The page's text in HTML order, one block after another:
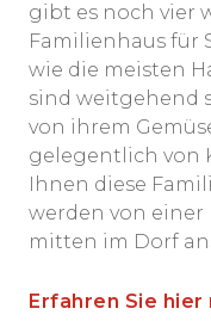
gibt es noch vier
Familienhaus für
wie die meisten
sind weitgehend
von ihrem
gelegentlich von
Ihnen diese
werden von einer
mitten im Dorf
Erfahren Sie